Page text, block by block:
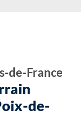
de-France
de-